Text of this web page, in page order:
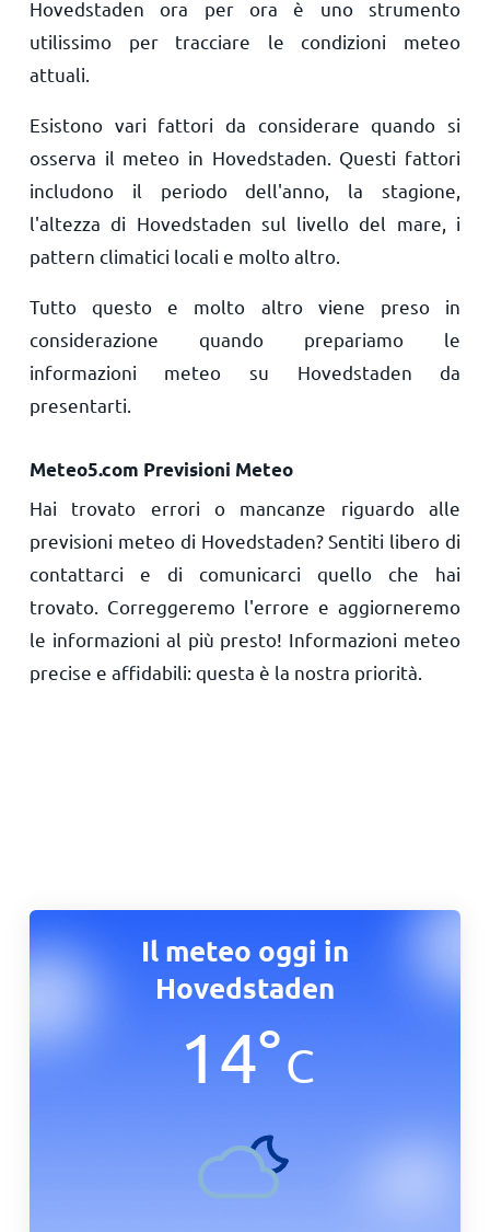
Hovedstaden ora per ora è uno strumento
utilissimo per tracciare le condizioni meteo
attuali.
Esistono vari fattori da considerare quando si
osserva il meteo in Hovedstaden. Questi fattori
includono il periodo dell'anno, la stagione,
l'altezza di Hovedstaden sul livello del mare, i
pattern climatici locali e molto altro.
Tutto questo e molto altro viene preso in
considerazione quando prepariamo le
informazioni meteo su Hovedstaden da
presentarti.
Meteo5.com Previsioni Meteo
Hai trovato errori o mancanze riguardo alle
previsioni meteo di Hovedstaden? Sentiti libero di
contattarci e di comunicarci quello che hai
trovato. Correggeremo l'errore e aggiorneremo
le informazioni al più presto! Informazioni meteo
precise e affidabili: questa è la nostra priorità.
Il meteo oggi in
Hovedstaden
14°C